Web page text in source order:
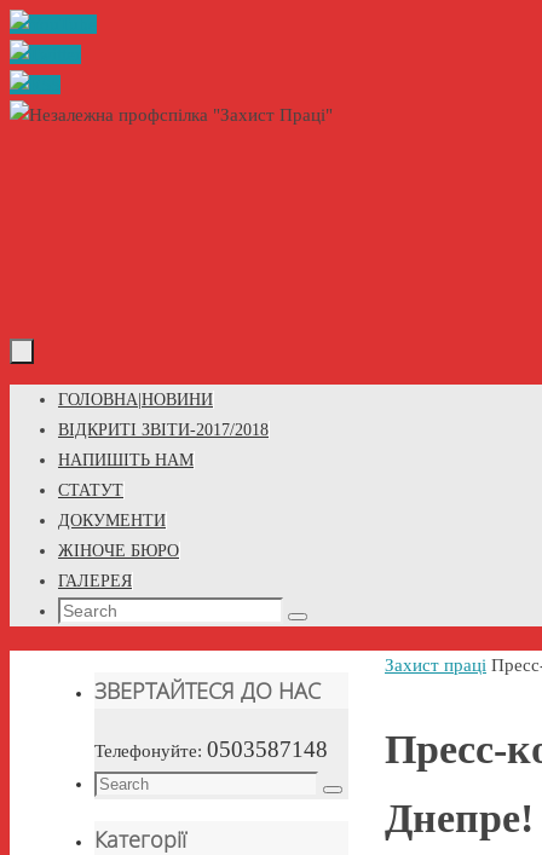
Skip
to
content
Skip
content
ГОЛОВНА|НОВИНИ
ВІДКРИТІ ЗВІТИ-2017/2018
НАПИШІТЬ НАМ
СТАТУТ
ДОКУМЕНТИ
ЖІНОЧЕ БЮРО
ГАЛЕРЕЯ
Search
Search
Home
Захист праці
Пресс-
Днепре!
ЗВЕРТАЙТЕСЯ ДО НАС
Телефонуйте: 0503587148
Search
Search
Категорії